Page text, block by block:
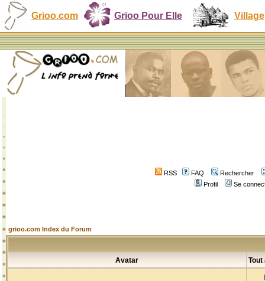
Grioo.com Grioo Pour Elle Village
RSS FAQ
Rechercher
Profil
Se
grioo.com Index du Forum
Avatar Tout